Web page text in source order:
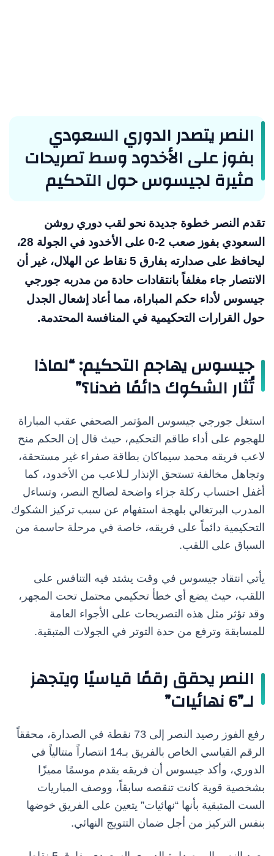
النصر يتصدر الدوري السعودي
بفوز على الأخدود وسط تصريحات
مثيرة لجيسوس حول التحكيم
تقدم النصر خطوة جديدة نحو لقب دوري روشن
السعودي بفوز صعب 2-0 على الأخدود في الجولة 28،
ليحافظ على صدارته بفارق 5 نقاط عن الهلال، غير أن
الانتصار جاء مغلفاً بانتقادات حادة من مدربه جورجي
جيسوس لأداء حكم المباراة، مما أعاد إشعال الجدل
حول القرارات التحكيمية في المنافسة المحتدمة.
جيسوس يهاجم التحكيم: “لماذا
تُثار الشكوك دائمًا ضدنا؟”
استغل جورجي جيسوس المؤتمر الصحفي عقب المباراة
للهجوم على أداء طاقم التحكيم، حيث قال إن الحكم منح
لاعب فريقه محمد سيماكان بطاقة صفراء غير مستحقة،
وتجاهل مخالفة تستحق الإنذار لـلاعب من الأخدود، كما
أغفل احتساب ركلة جزاء واضحة لصالح النصر، وتساءل
المدرب البرتغالي بلهجة استفهام عن سبب تركيز الشكوك
التحكيمية دائماً على فريقه، خاصة في مرحلة حاسمة من
السباق على اللقب.
يأتي انتقاد جيسوس في وقت يشتد فيه التنافس على
اللقب، حيث يضع أي خطأ تحكيمي محتمل تحت المجهر،
وقد تؤثر مثل هذه التصريحات على الأجواء العامة
للمسابقة وترفع من حدة التوتر في الجولات المتبقية.
النصر يحقق رقمًا قياسيًا ويتجهز
لـ”6 نهائيات”
رفع الفوز رصيد النصر إلى 73 نقطة في الصدارة، محققاً
الرقم القياسي الخاص بالفريق بـ14 انتصاراً متتالياً في
الدوري، وأكد جيسوس أن فريقه يقدم موسمًا مميزًا
بشخصية قوية كانت تنقصه سابقاً، ووصف المباريات
الست المتبقية بأنها “نهائيات” يتعين على الفريق خوضها
بنفس التركيز من أجل ضمان التتويج النهائي.